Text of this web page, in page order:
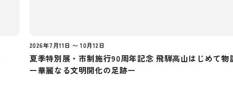
2026年7月11日 〜 10月12日
夏季特別展・市制施行90周年記念 飛騨高山はじめて物
ー華麗なる文明開化の足跡ー